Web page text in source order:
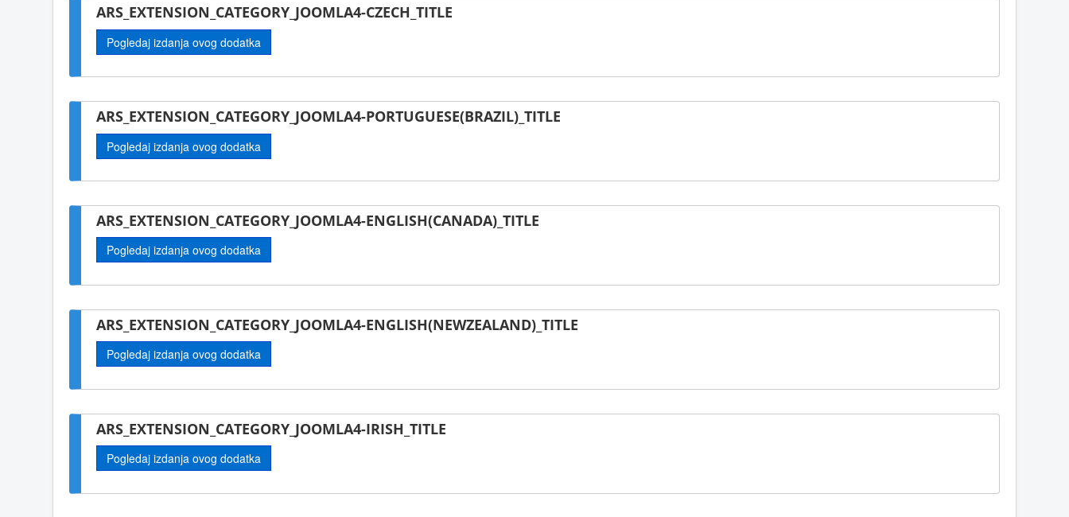
ARS_EXTENSION_CATEGORY_JOOMLA4-CZECH_TITLE
Pogledaj izdanja ovog dodatka
ARS_EXTENSION_CATEGORY_JOOMLA4-PORTUGUESE(BRAZIL)_TITLE
Pogledaj izdanja ovog dodatka
ARS_EXTENSION_CATEGORY_JOOMLA4-ENGLISH(CANADA)_TITLE
Pogledaj izdanja ovog dodatka
ARS_EXTENSION_CATEGORY_JOOMLA4-ENGLISH(NEWZEALAND)_TITLE
Pogledaj izdanja ovog dodatka
ARS_EXTENSION_CATEGORY_JOOMLA4-IRISH_TITLE
Pogledaj izdanja ovog dodatka